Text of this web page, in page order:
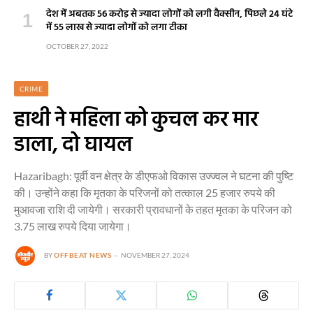
देश में अबतक 56 करोड़ से ज्यादा लोगों को लगी वैक्सीन, पिछले 24 घंटे
में 55 लाख से ज्यादा लोगों को लगा टीका
OCTOBER 27, 2022
CRIME
हाथी ने महिला को कुचल कर मार
डाला, दो घायल
Hazaribagh: पूर्वी वन क्षेत्र के डीएफओ विकास उज्ज्वल ने घटना की पुष्टि
की। उन्होंने कहा कि मृतका के परिजनों को तत्काल 25 हजार रुपये की
मुआवजा राशि दी जायेगी। सरकारी प्रावधानों के तहत मृतका के परिजन को
3.75 लाख रुपये दिया जायेगा।
BYOFFBEAT NEWS NOVEMBER 27, 2024